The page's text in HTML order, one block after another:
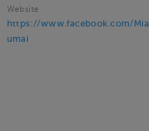
Website
https://www.facebook.com/Mia
umai